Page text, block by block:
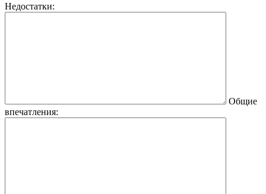
Недостатки:
Общие
впечатления: